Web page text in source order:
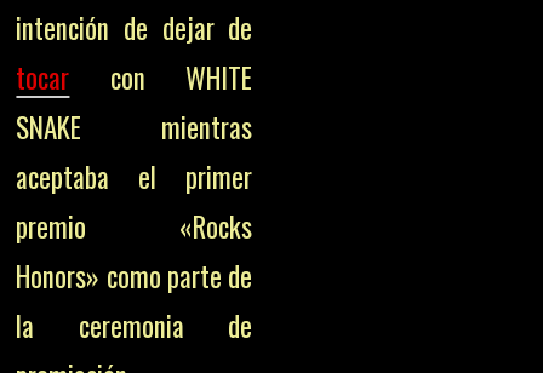
intención de dejar de
tocar con WHITE
SNAKE mientras
aceptaba el primer
premio «Rocks
Honors» como parte de
la ceremonia de